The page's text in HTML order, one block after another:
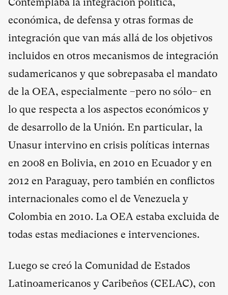
económica, de defensa y otras formas de
integración que van más allá de los objetivos
incluidos en otros mecanismos de integración
sudamericanos y que sobrepasaba el mandato
de la OEA, especialmente –pero no sólo– en
lo que respecta a los aspectos económicos y
de desarrollo de la Unión. En particular, la
Unasur intervino en crisis políticas internas
en 2008 en Bolivia, en 2010 en Ecuador y en
2012 en Paraguay, pero también en conflictos
internacionales como el de Venezuela y
Colombia en 2010. La OEA estaba excluida de
todas estas mediaciones e intervenciones.
Luego se creó la Comunidad de Estados
Latinoamericanos y Caribeños (CELAC), con